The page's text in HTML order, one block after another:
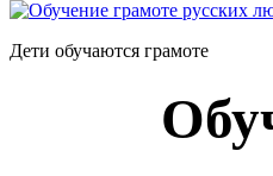
Дети обучаются грамоте